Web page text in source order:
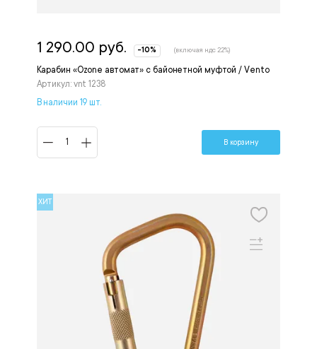
Карабин «Ozone автомат» с байонетной муфтой / Vento
Артикул: vnt 1238
1 290.00 руб. -10% (включая ндс 22%)
В наличии 19 шт.
В корзину
ХИТ